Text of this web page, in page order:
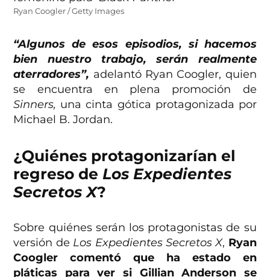
Ryan Coogler / Getty Images
“Algunos de esos episodios, si hacemos
bien nuestro trabajo, serán realmente
aterradores”, adelantó Ryan Coogler, quien
se encuentra en plena promoción de
Sinners, una cinta gótica protagonizada por
Michael B. Jordan.
¿Quiénes protagonizarían el
regreso deLos Expedientes
Secretos X?
Sobre quiénes serán los protagonistas de su
versión de Los Expedientes Secretos X, Ryan
Coogler comentó que ha estado en
pláticas para ver si Gillian Anderson se